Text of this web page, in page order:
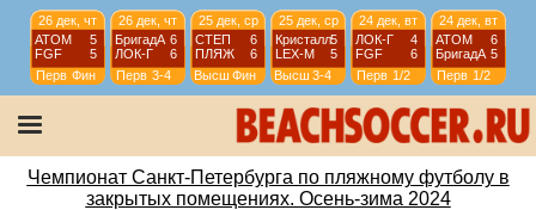
26 дек, чт
АТОМ
5
FGF
5
Перв Фин
26 дек, чт
БригадА 6
ЛОК-Г
6
Перв 3-4
25 дек, ср
СТЕП
6
ПЛЯЖ
6
Высш Фин
25 дек, ср
Кристалл5
LEX-М
5
Высш 3-4
24 дек, вт
ЛОК-Г
4
FGF
6
Перв 1/2
24 дек, вт
АТОМ
6
БригадА 5
Перв 1/2
23 дек, пн
2
БригадА 5
20 дек, пт
WKRIS
2
СПбW
1
20 дек, пт
WЛОКО
4
ЗВМ
5
Чемпионат Санкт-Петербурга по пляжному футболу в
закрытых помещениях. Осень-зима 2024